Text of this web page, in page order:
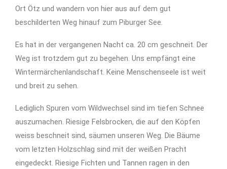
Ort Ötz und wandern von hier aus auf dem gut
beschilderten Weg hinauf zum Piburger See.
Es hat in der vergangenen Nacht ca. 20 cm geschneit. Der
Weg ist trotzdem gut zu begehen. Uns empfängt eine
Wintermärchenlandschaft. Keine Menschenseele ist weit
und breit zu sehen.
Lediglich Spuren vom Wildwechsel sind im tiefen Schnee
auszumachen. Riesige Felsbrocken, die auf den Köpfen
weiss beschneit sind, säumen unseren Weg. Die Bäume
vom letzten Holzschlag sind mit der weißen Pracht
eingedeckt. Riesige Fichten und Tannen ragen in den